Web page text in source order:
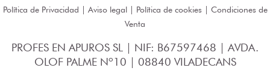
Política de Privacidad | Aviso legal| Política de cookies | Condiciones de
Venta
PROFES EN APUROS SL | NIF: B67597468 | AVDA.
OLOF PALME Nº10 | 08840 VILADECANS